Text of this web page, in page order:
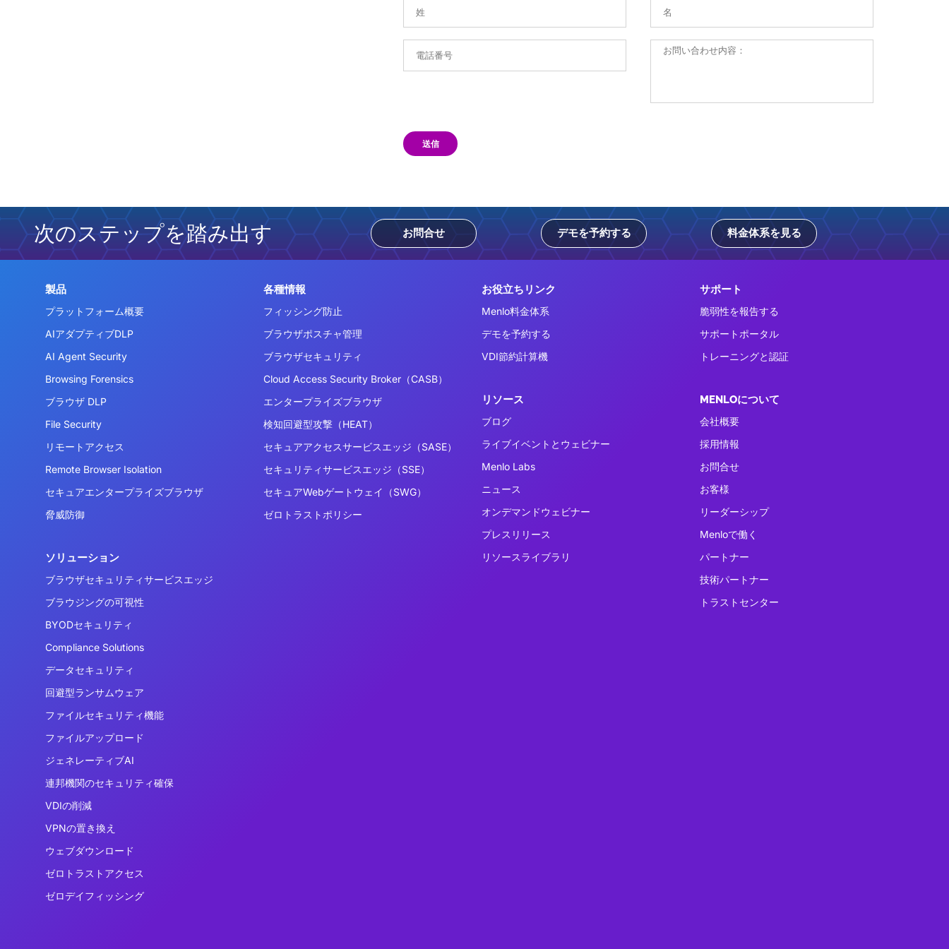
送信
次のステップを踏み出す お問合せ デモを予約する 料金体系を見る
製品
プラットフォーム概要
AIアダプティブDLP
AI Agent Security
Browsing Forensics
ブラウザ DLP
File Security
リモートアクセス
Remote Browser Isolation
セキュアエンタープライズブラウザ
脅威防御
ソリューション
ブラウザセキュリティサービスエッジ
ブラウジングの可視性
BYODセキュリティ
Compliance Solutions
データセキュリティ
回避型ランサムウェア
ファイルセキュリティ機能
ファイルアップロード
ジェネレーティブAI
連邦機関のセキュリティ確保
VDIの削減
VPNの置き換え
ウェブダウンロード
ゼロトラストアクセス
ゼロデイフィッシング
各種情報
フィッシング防止
ブラウザポスチャ管理
ブラウザセキュリティ
Cloud Access Security Broker（CASB）
エンタープライズブラウザ
検知回避型攻撃（HEAT）
セキュアアクセスサービスエッジ（SASE）
セキュリティサービスエッジ（SSE）
セキュアWebゲートウェイ（SWG）
ゼロトラストポリシー
お役立ちリンク
Menlo料金体系
デモを予約する
VDI節約計算機
リソース
ブログ
ライブイベントとウェビナー
Menlo Labs
ニュース
オンデマンドウェビナー
プレスリリース
リソースライブラリ
サポート
脆弱性を報告する
サポートポータル
トレーニングと認証
MENLOについて
会社概要
採用情報
お問合せ
お客様
リーダーシップ
Menloで働く
パートナー
技術パートナー
トラストセンター